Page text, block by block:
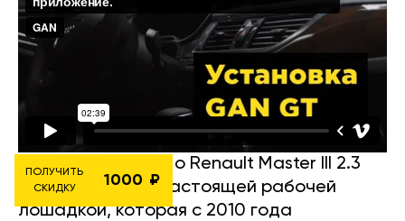
Вот подробности о Renault Master III 2.3
dCi на 163 л.с. — настоящей рабочей
лошадкой, которая с 2010 года
ПОЛУЧИТЬ
СКИДКУ
1000